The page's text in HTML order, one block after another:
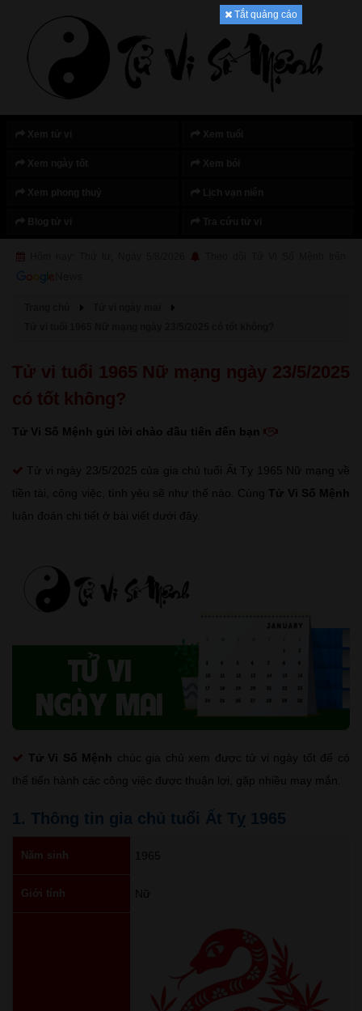
Tắt quảng cáo
Tử vi tuổi 1965 Nữ mạng ngày 23/5/2025
có tốt không?
Tử Vi Số Mệnh gửi lời chào đầu tiên đến bạn
Tử vi ngày 23/5/2025 của gia chủ tuổi Ất Tỵ 1965 Nữ mạng về
tiền tài, công việc, tình yêu sẽ như thế nào. Cùng Tử Vi Số Mệnh
luận đoán chi tiết ở bài viết dưới đây.
Tử Vi Số Mệnh chúc gia chủ xem được tử vi ngày tốt để có
thể tiến hành các công việc được thuận lợi, gặp nhiều may mắn.
1. Thông tin gia chủ tuổi Ất Tỵ 1965
Năm sinh 1965
Giới tính Nữ